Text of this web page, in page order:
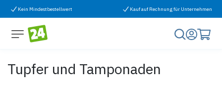
Zum Inhalt springen
Kein Mindestbestellwert Kauf auf Rechnung für Unternehmen
Tupfer und Tamponaden